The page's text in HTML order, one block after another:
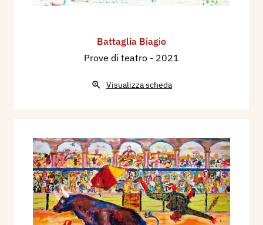
Battaglia Biagio
Prove di teatro - 2021
Visualizza scheda